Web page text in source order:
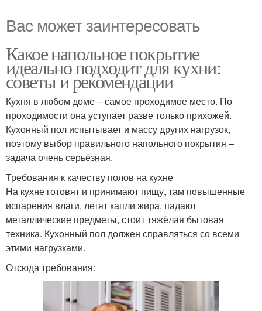
Вас может заинтересовать
Какое напольное покрытие
идеально подходит для кухни:
советы и рекомендации
Кухня в любом доме – самое проходимое место. По
проходимости она уступает разве только прихожей.
Кухонный пол испытывает и массу других нагрузок,
поэтому выбор правильного напольного покрытия –
задача очень серьёзная.
Требования к качеству полов на кухне
На кухне готовят и принимают пищу, там повышенные
испарения влаги, летят капли жира, падают
металлические предметы, стоит тяжёлая бытовая
техника. Кухонный пол должен справляться со всеми
этими нагрузками.
Отсюда требования: